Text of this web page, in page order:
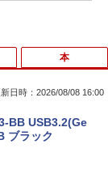
日時：2026/08/08 16:00
BB USB3.2(Ge
ブラック
本